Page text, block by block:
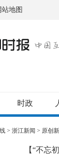
站地图
时政
> 浙江新闻 > 原创
【“不忘